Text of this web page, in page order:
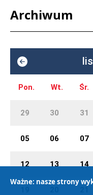
Archiwum
Pon. Wt. Śr.
29 30 31
05 06 07
12 13 14
Ważne: nasze strony